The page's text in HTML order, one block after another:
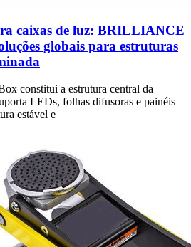
caixas de luz: BRILLIANCE
globais para estruturas
constitui a estrutura central da
LEDs, folhas difusoras e painéis
estável e